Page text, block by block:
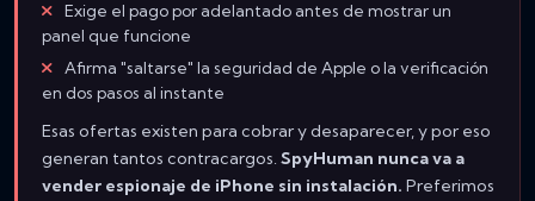
Exige el pago por adelantado antes de mostrar un
panel que funcione
Afirma "saltarse" la seguridad de Apple o la verificación
en dos pasos al instante
Esas ofertas existen para cobrar y desaparecer, y por eso
generan tantos contracargos. SpyHuman nunca va a
vender espionaje de iPhone sin instalación. Preferimos